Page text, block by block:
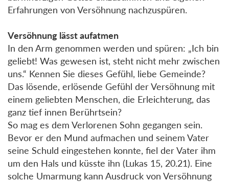
Erfahrungen von Versöhnung nachzuspüren.
Versöhnung lässt aufatmen
In den Arm genommen werden und spüren: „Ich bin
geliebt! Was gewesen ist, steht nicht mehr zwischen
uns.“ Kennen Sie dieses Gefühl, liebe Gemeinde?
Das lösende, erlösende Gefühl der Versöhnung mit
einem geliebten Menschen, die Erleichterung, das
ganz tief innen Berührtsein?
So mag es dem Verlorenen Sohn gegangen sein.
Bevor er den Mund aufmachen und seinem Vater
seine Schuld eingestehen konnte, fiel der Vater ihm
um den Hals und küsste ihn (Lukas 15, 20.21). Eine
solche Umarmung kann Ausdruck von Versöhnung